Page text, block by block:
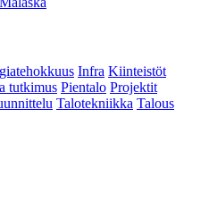
Infra Kiinteistöt
tutkimus Pientalo Projektit
Talotekniikka Talous